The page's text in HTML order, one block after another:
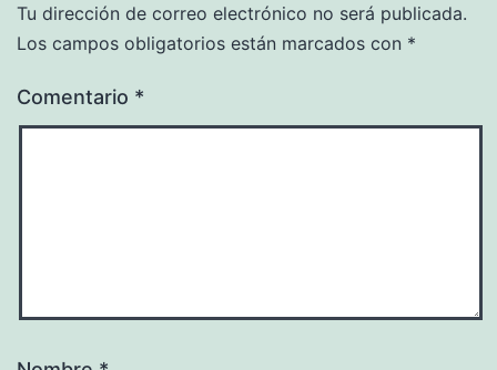
Tu dirección de correo electrónico no será publicada.
Los campos obligatorios están marcados con *
Comentario *